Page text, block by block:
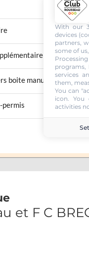
boite manuelle (B78)
permis
et F C
With our
devices
partners,
some of
programs,
services
them,
You can
icon. You
activities